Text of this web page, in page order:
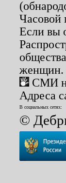
Часовой
Если вы
женщин.
СМИ
Адреса
В социальных сетях:
©